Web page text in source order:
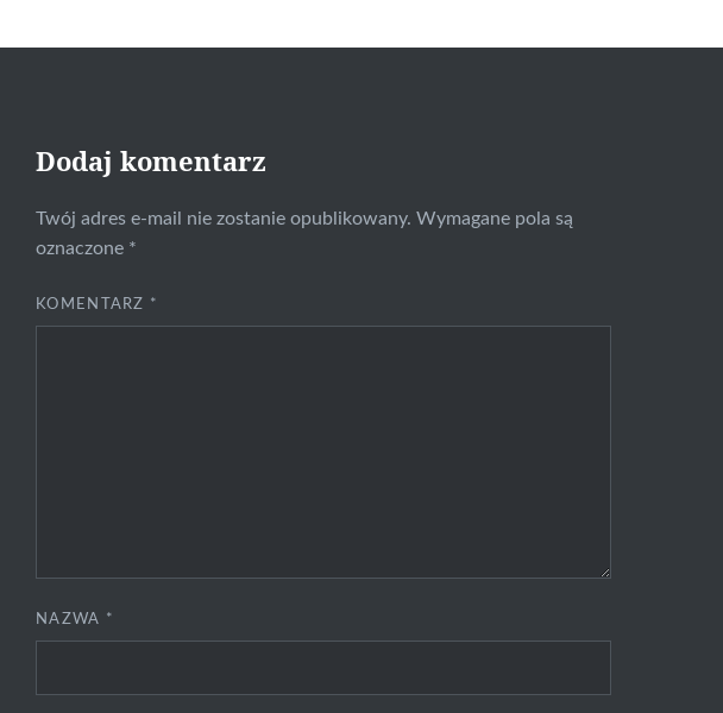
Dodaj komentarz
Twój adres e-mail nie zostanie opublikowany. Wymagane pola są
oznaczone *
KOMENTARZ *
NAZWA *